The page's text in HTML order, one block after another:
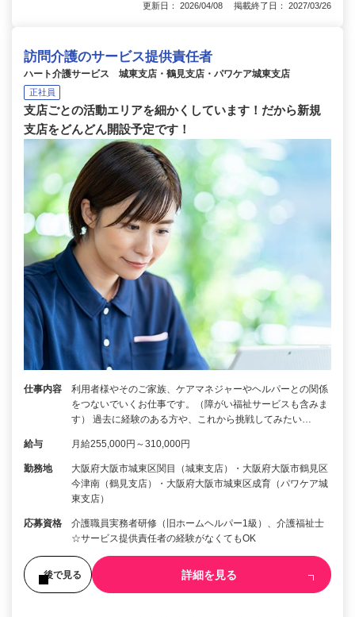
更新日： 2026/04/08 掲載終了日： 2027/03/26
訪問介護のサービス提供責任者
ハート介護サービス 城東支店・鶴見支店・パワケア城東支店
正社員
支店ごとの活動エリアを細かくしています！だから新規
支店をどんどん開設予定です！
仕事内容
利用者様やそのご家族、ケアマネジャーやヘルパーとの関係
をつないでいくお仕事です。（障がい福祉サービスも含みま
す） 過去に経験のある方や、これから挑戦してみたい…
給与 月給255,000円～310,000円
勤務地
大阪府大阪市城東区関目（城東支店）・大阪府大阪市鶴見区
今津南（鶴見支店）・大阪府大阪市城東区成育（パワケア城
東支店）
応募資格
介護職員実務者研修（旧ホームヘルパー1級）、介護福祉士
☆サービス提供責任者の経験がなくてもOK
後で見る 詳細を見る